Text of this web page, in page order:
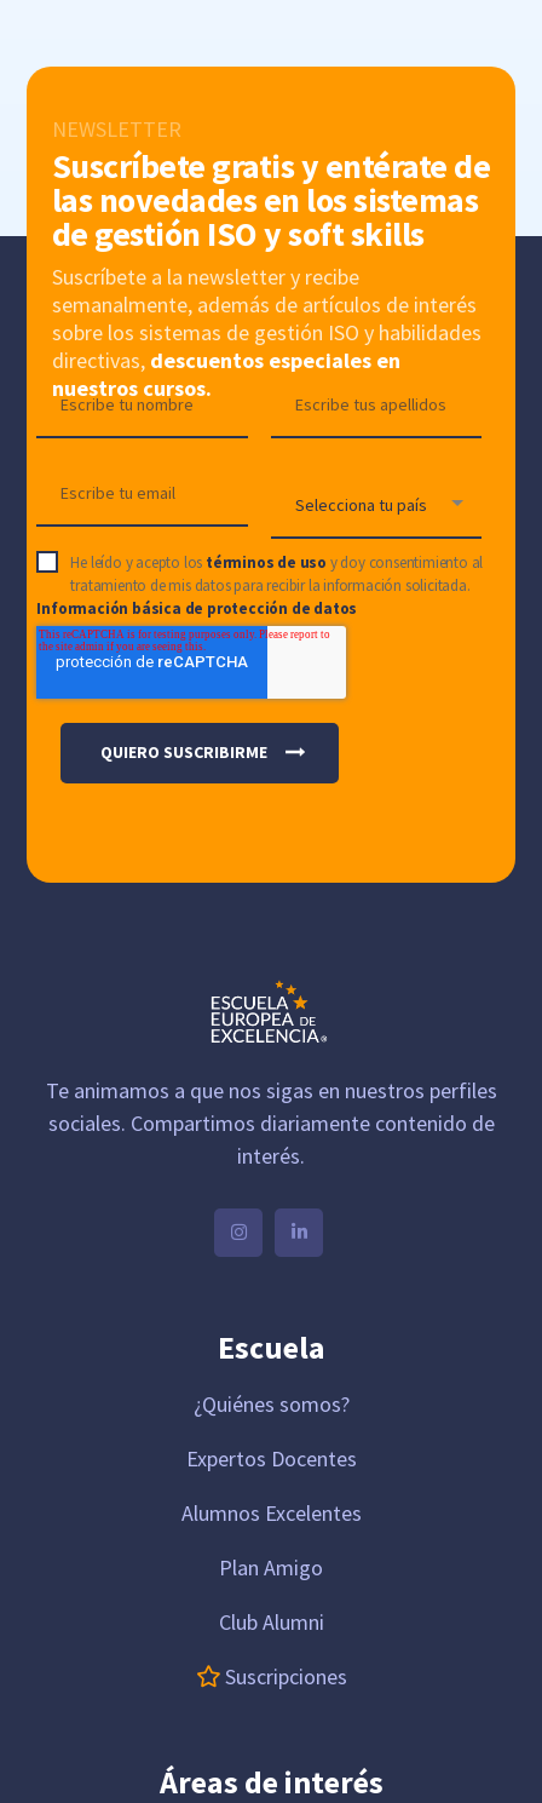
NEWSLETTER
Suscríbete gratis y entérate de
las novedades en los sistemas
de gestión ISO y soft skills
Suscríbete a la newsletter y recibe
semanalmente, además de artículos de interés
sobre los sistemas de gestión ISO y habilidades
directivas, descuentos especiales en
nuestros cursos.
He leído y acepto los términos de uso y doy consentimiento al
tratamiento de mis datos para recibir la información solicitada.
Información básica de protección de datos
Te animamos a que nos sigas en nuestros perfiles
sociales. Compartimos diariamente contenido de
interés.
Escuela
¿Quiénes somos?
Expertos Docentes
Alumnos Excelentes
Plan Amigo
Club Alumni
Suscripciones
Áreas de interés